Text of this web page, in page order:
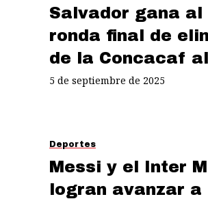
Salvador gana
ronda final de
de la Concacaf
5 de septiembre de 2025
Deportes
Messi y el Inter
logran avanzar a